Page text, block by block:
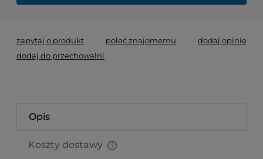
zapytaj o produkt poleć znajomemu
dodaj opinię
dodaj do przechowalni
Opis
Koszty dostawy